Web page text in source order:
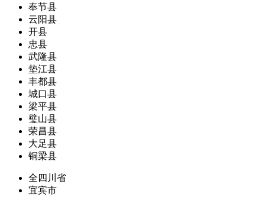
奉节县
云阳县
开县
忠县
武隆县
垫江县
丰都县
城口县
梁平县
璧山县
荣昌县
大足县
铜梁县
全四川省
宜宾市